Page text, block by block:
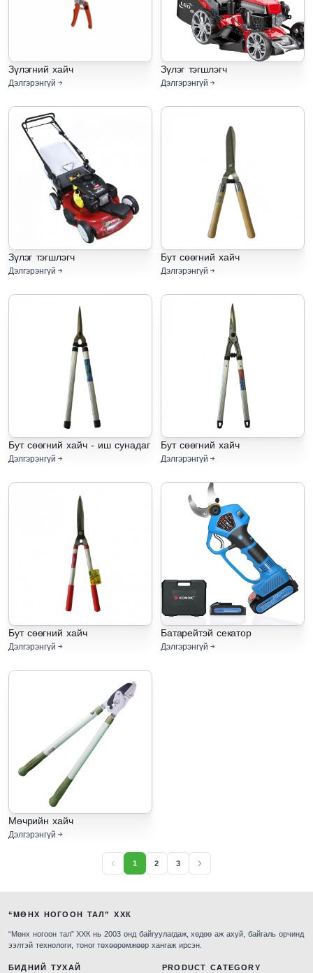
Зүлэгний хайч
Дэлгэрэнгүй
Зүлэг тэгшлэгч
Дэлгэрэнгүй
Зүлэг тэгшлэгч
Дэлгэрэнгүй
Бут сөөгний хайч
Дэлгэрэнгүй
Бут сөөгний хайч - иш сунадаг
Дэлгэрэнгүй
Бут сөөгний хайч
Дэлгэрэнгүй
Бут сөөгний хайч
Дэлгэрэнгүй
Батарейтэй секатор
Дэлгэрэнгүй
Мөчрийн хайч
Дэлгэрэнгүй
1 2 3
“МӨНХ НОГООН ТАЛ” ХХК
“Мөнх ногоон тал” ХХК нь 2003 онд байгуулагдаж, хөдөө аж ахуй, байгаль орчинд
ээлтэй технологи, тоног төхөөрөмжөөр хангаж ирсэн.
БИДНИЙ ТУХАЙ PRODUCT CATEGORY